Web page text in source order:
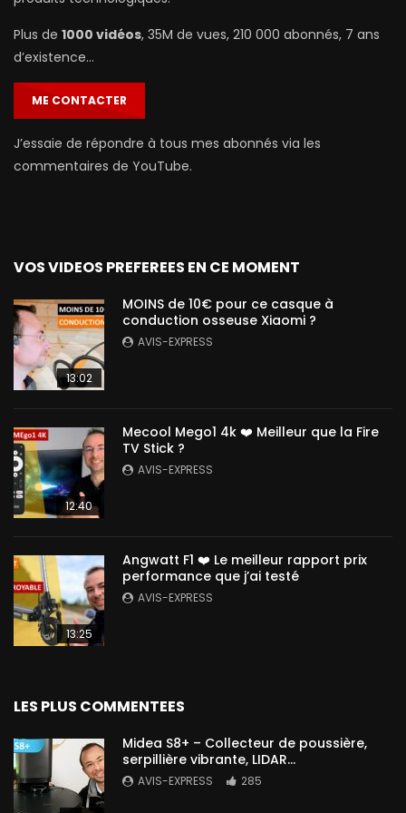
Plus de 1000 vidéos, 35M de vues, 210 000 abonnés, 7 ans
d’existence…
ME CONTACTER
J’essaie de répondre à tous mes abonnés via les
commentaires de YouTube.
VOS VIDEOS PREFEREES EN CE MOMENT
13:02
MOINS de 10€ pour ce casque à
conduction osseuse Xiaomi ?
AVIS-EXPRESS
12:40
Mecool Mego1 4k ❤️ Meilleur que la Fire
TV Stick ?
AVIS-EXPRESS
13:25
Angwatt F1 ❤️ Le meilleur rapport prix
performance que j’ai testé
AVIS-EXPRESS
LES PLUS COMMENTEES
Midea S8+ – Collecteur de poussière,
serpillière vibrante, LIDAR…
AVIS-EXPRESS 285